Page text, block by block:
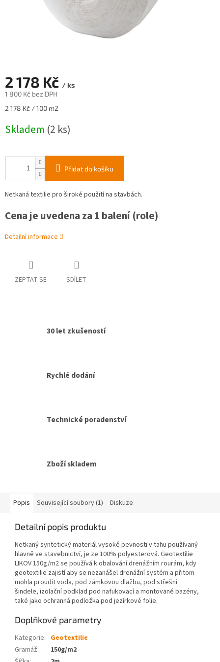
2 178 Kč / ks
1 800 Kč bez DPH
Měrná
2 178 Kč / 100 m2
Skladem (2 ks)
Přidat do košíku
Netkaná textilie pro široké použití na stavbách.
Cena je uvedena za 1 balení (role)
Detailní informace
ZEPTAT SE SDÍLET
30 let zkušeností
Rychlé dodání
Technické poradenství
Zboží skladem
Popis Související soubory (1) Diskuze
Detailní popis produktu
Netkaný syntetický materiál vysoké pevnosti v tahu používaný
hlavně ve stavebnictví, je ze 100% polyesterová. Geotextilie
LIKOV 150g/m2 se používá k obalování drenážním rourám, kdy
geotextilie zajistí aby se nezanášel drenážní systém a přitom
mohla proudit voda, pod zámkovou dlažbu, pod střešní
šindele, izolační podklad pod nafukovací a montované bazény,
také jako ochranná podložka pod jezírkové folie.
Doplňkové parametry
Kategorie: Geotextilie
Gramáž:
150g/m2